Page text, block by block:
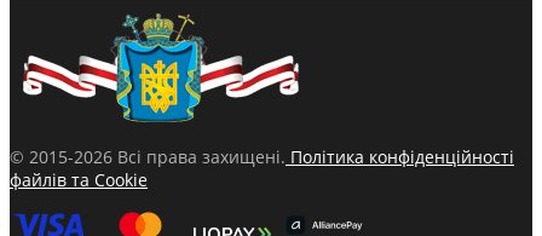
© 2015-2026 Всі права захищені. Політика конфіденційності
файлів та Cookie